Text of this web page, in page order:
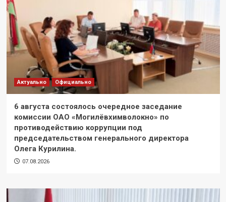
Актуально Официально
6 августа состоялось очередное заседание
комиссии ОАО «Могилёвхимволокно» по
противодействию коррупции под
председательством генерального директора
Олега Курилина.
07.08.2026